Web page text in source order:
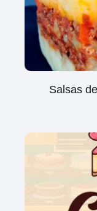
Salsas